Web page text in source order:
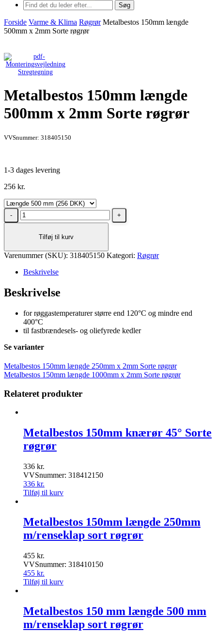
Søg
Forside Varme & Klima Røgrør Metalbestos 150mm længde
500mm x 2mm Sorte røgrør
Stregtegning
Metalbestos 150mm længde
500mm x 2mm Sorte røgrør
VVSnummer: 318405150
1-3 dages levering
256 kr.
Metalbestos
150mm
500mm
2mm
røgrør
Tilføj til kurv
Varenummer (SKU): 318405150 Kategori: Røgrør
Beskrivelse
Beskrivelse
for røggastemperaturer større end 120°C og mindre end
400°C
til fastbrændesels- og oliefyrede kedler
Se varianter
Metalbestos 150mm længde 250mm x 2mm Sorte røgrør
Metalbestos 150mm længde 1000mm x 2mm Sorte røgrør
Relateret produkter
Metalbestos 150mm knærør 45° Sorte
røgrør
336 kr.
VVSnummer: 318412150
336 kr.
Tilføj til kurv
Metalbestos 150mm længde 250mm
m/renseklap sort røgrør
455 kr.
VVSnummer: 318410150
455 kr.
Tilføj til kurv
Metalbestos 150 mm længde 500 mm
m/renseklap sort røgrør